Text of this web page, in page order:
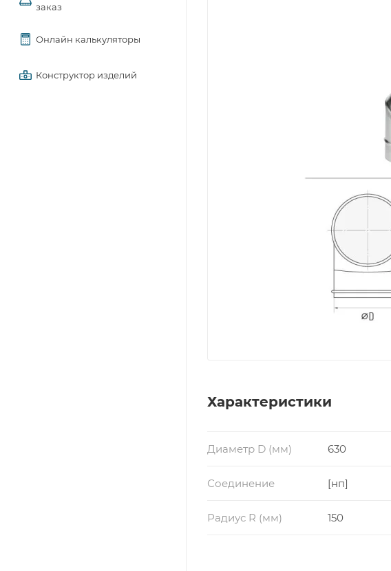
заказ
Онлайн калькуляторы
Конструктор изделий
Характеристики
Диаметр D (мм) 630
Соединение [нп]
Радиус R (мм) 150